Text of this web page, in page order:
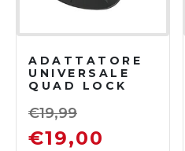
ADATTATORE
UNIVERSALE
QUAD LOCK
€19,99
€19,00